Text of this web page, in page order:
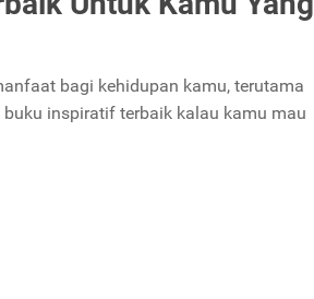
bagi kehidupan kamu, terutama
inspiratif terbaik kalau kamu mau